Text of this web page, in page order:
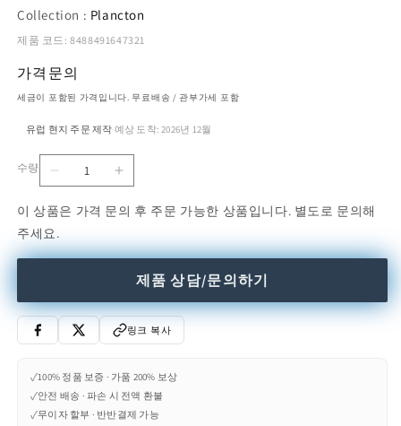
Collection : Plancton
제품 코드: 8488491647321
가격문의
세금이 포함된 가격입니다. 무료배송 / 관부가세 포함
유럽 현지 주문 제작 예상 도착: 2026년 12월
량
수량
PLANCTON
Fiberglass
pendant
lamp
수
임
PLANCTON
Fiberglass
lamp
(Request
Info)
수
량
림
이 상품은 가격 문의 후 주문 가능한 상품입니다. 별도로 문의해
주세요.
제품 상담/문의하기
링크 복사
✓100% 정품 보증 · 가품 200% 보상
✓안전 배송 · 파손 시 전액 환불
✓무이자 할부 · 반반결제 가능